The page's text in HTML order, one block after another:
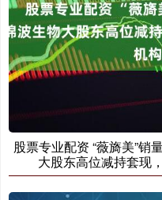
股票专业配资 “薇旖美”销
大股东高位减持套现